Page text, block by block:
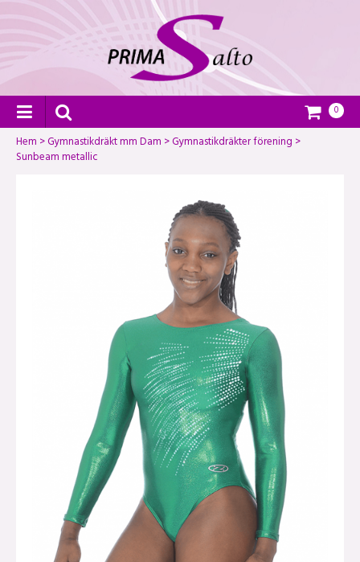
0
Hem >Gymnastikdräkt mm Dam >Gymnastikdräkter förening >
Sunbeam metallic